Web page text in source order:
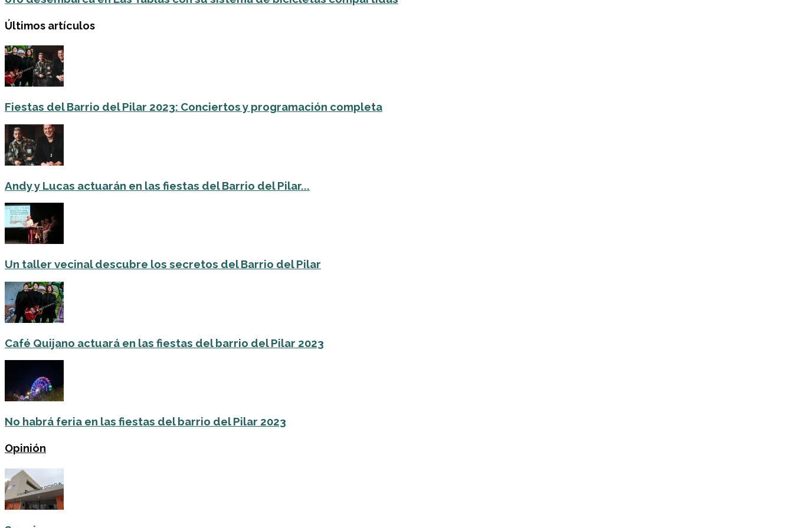
Últimos artículos
Fiestas del Barrio del Pilar 2023: Conciertos y programación completa
Andy y Lucas actuarán en las fiestas del Barrio del Pilar...
Un taller vecinal descubre los secretos del Barrio del Pilar
Café Quijano actuará en las fiestas del barrio del Pilar 2023
No habrá feria en las fiestas del barrio del Pilar 2023
Opinión